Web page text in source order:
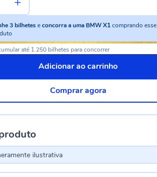
3 bilhetes econcorra a uma BMW X1comprando esse
até 1.250 bilhetes para concorrer
Adicionar ao carrinho
Comprar agora
ilustrativa